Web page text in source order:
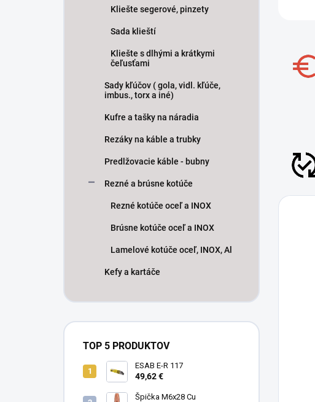
Kliešte segerové, pinzety
Sada klieští
Kliešte s dlhými a krátkymi
čeľusťami
Sady kľúčov ( gola, vidl. kľúče,
imbus., torx a iné)
Kufre a tašky na náradia
Rezáky na káble a trubky
Predlžovacie káble - bubny
Rezné a brúsne kotúče
Rezné kotúče oceľ a INOX
Brúsne kotúče oceľ a INOX
Lamelové kotúče oceľ, INOX, Al
Kefy a kartáče
TOP 5 PRODUKTOV
ESAB E-R 117
49,62 €
Špička M6x28 Cu